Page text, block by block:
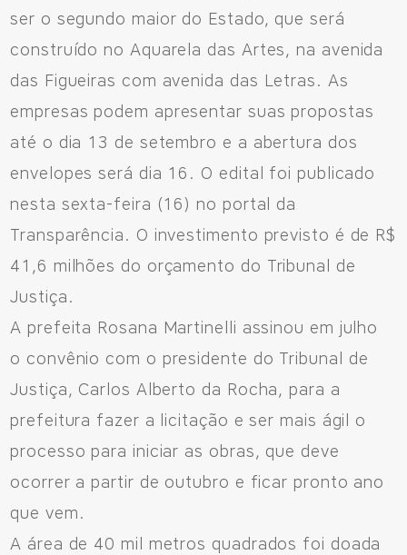
CNPJ: 04.536.786/0001-17
556692085083
ser o segundo maior do Estado, que será
construído no Aquarela das Artes, na avenida
das Figueiras com avenida das Letras. As
empresas podem apresentar suas propostas
até o dia 13 de setembro e a abertura dos
envelopes será dia 16. O edital foi publicado
nesta sexta-feira (16) no portal da
Transparência. O investimento previsto é de R$
41,6 milhões do orçamento do Tribunal de
Justiça.
A prefeita Rosana Martinelli assinou em julho
o convênio com o presidente do Tribunal de
Justiça, Carlos Alberto da Rocha, para a
prefeitura fazer a licitação e ser mais ágil o
processo para iniciar as obras, que deve
ocorrer a partir de outubro e ficar pronto ano
que vem.
A área de 40 mil metros quadrados foi doada